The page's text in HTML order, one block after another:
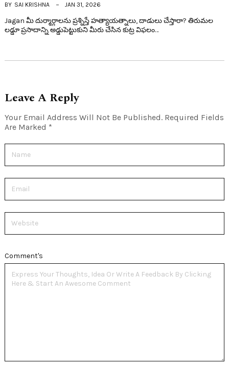
BY SAI KRISHNA JAN 31, 2026
Jagan మీ దుర్మార్గాలను ప్రశ్నిస్తే హత్యాయత్నాలు, దాడులు చేస్తారా? తిరుమల
లడ్డూ ప్రసాదాన్ని అడ్డుపెట్టుకుని మీరు చేసిన కుట్ర విఫలం…
Leave A Reply
Your Email Address Will Not Be Published. Required Fields
Are Marked *
Comment's